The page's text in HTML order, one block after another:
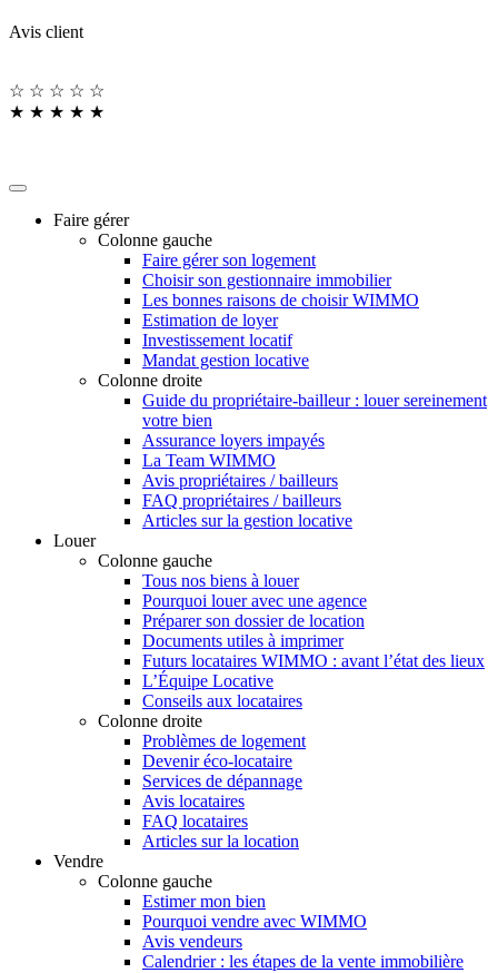
Avis client
☆ ☆ ☆ ☆ ☆
★ ★ ★ ★ ★
Faire gérer
Colonne gauche
Faire gérer son logement
Choisir son gestionnaire immobilier
Les bonnes raisons de choisir WIMMO
Estimation de loyer
Investissement locatif
Mandat gestion locative
Colonne droite
Guide du propriétaire-bailleur : louer sereinement
votre bien
Assurance loyers impayés
La Team WIMMO
Avis propriétaires / bailleurs
FAQ propriétaires / bailleurs
Articles sur la gestion locative
Louer
Colonne gauche
Tous nos biens à louer
Pourquoi louer avec une agence
Préparer son dossier de location
Documents utiles à imprimer
Futurs locataires WIMMO : avant l’état des lieux
L’Équipe Locative
Conseils aux locataires
Colonne droite
Problèmes de logement
Devenir éco-locataire
Services de dépannage
Avis locataires
FAQ locataires
Articles sur la location
Vendre
Colonne gauche
Estimer mon bien
Pourquoi vendre avec WIMMO
Avis vendeurs
Calendrier : les étapes de la vente immobilière